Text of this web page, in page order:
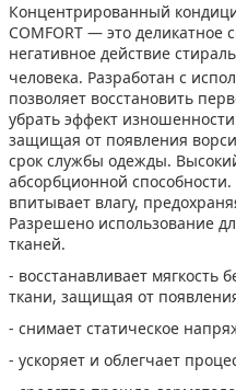
Концентрированный
COMFORT — это деликатное
негативное действие
человека. Разработан с
позволяет восстановить
убрать эффект
защищая от появления
срок службы одежды.
абсорбционной
впитывает влагу,
Разрешено использование
тканей.
- восстанавливает мягкость
ткани, защищая от
- снимает статическое
- ускоряет и облегчает